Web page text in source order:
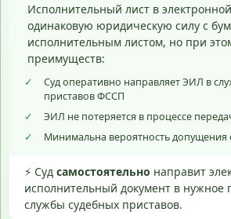
Исполнительный лист в
одинаковую юридическую силу с
исполнительным листом, но при
преимуществ:
✓
Суд оперативно направляет ЭИЛ в
приставов ФССП
✓
ЭИЛ не потеряется в процессе
✓
Минимальна вероятность
⚡ Суд самостоятельно направит
исполнительный документ в нужное
службы судебных приставов.